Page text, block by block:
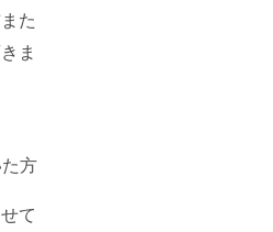
た
ま
方
て